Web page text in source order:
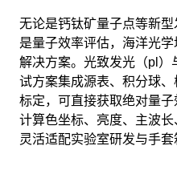
无论是钙钛矿量子点等新
是量子效率评估，海洋光
解决方案。光致发光（pl）
试方案集成源表、积分球
标定，可直接获取绝对量
计算色坐标、亮度、主波
灵活适配实验室研发与手套